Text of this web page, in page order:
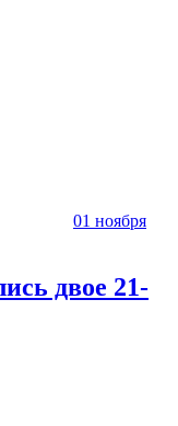
01 ноября
двое 21-